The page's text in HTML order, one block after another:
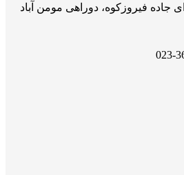
جاده فیروزکوه، دوراهی مومن آباد